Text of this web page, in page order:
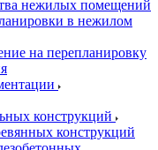
нежилых помещений
в нежилом
на перепланировку
конструкций
конструкций